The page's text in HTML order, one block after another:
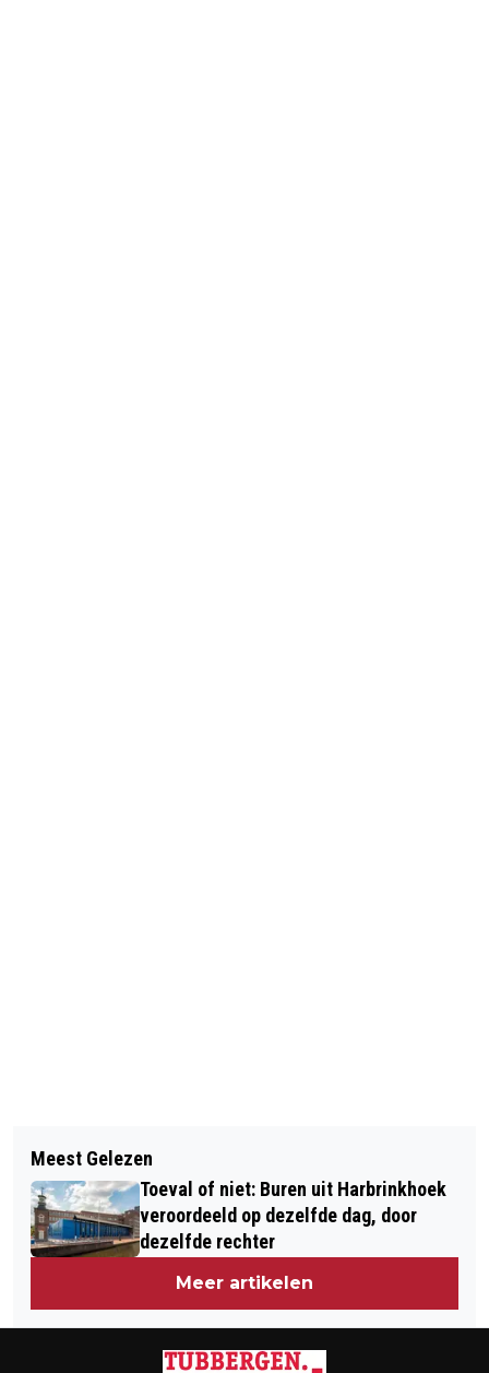
'GULZIGE GERRIT' - COLUMN
TUBBERGEN MET 'T GAT AN DE
GROOND - COLUMN
Meest Gelezen
Toeval of niet: Buren uit Harbrinkhoek
veroordeeld op dezelfde dag, door
dezelfde rechter
Meer artikelen